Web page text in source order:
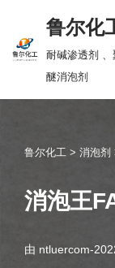
跳
鲁尔化
耐碱渗透剂
醚消泡剂
鲁尔化工 > 消泡剂
消泡王
由 ntluercom-